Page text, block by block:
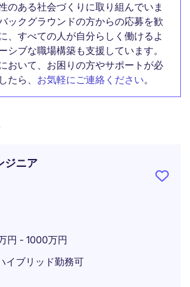
のある社会づくりに取り組んでいま
ックグラウンドの方からの応募を歓
、すべての人が自分らしく働けるよ
シブな職場構築も支援しています。
おいて、お困りの方やサポートが必
たら、 お気軽にご連絡ください。
ジニア
円 - 1000万円
イブリッド勤務可